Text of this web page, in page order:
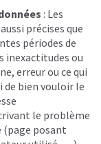
: Les
précises que
périodes de
inexactitudes ou
erreur ou ce qui
bien vouloir le
le problème
(page posant